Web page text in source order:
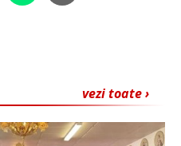
vezi toate ›